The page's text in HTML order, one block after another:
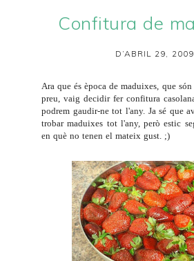
Confitura de
D’ABRIL 29, 2009
Ara que és època de maduixes, que
preu, vaig decidir fer confitura
podrem gaudir-ne tot l'any. Ja sé que
trobar maduixes tot l'any, però estic
en què no tenen el mateix gust. ;)